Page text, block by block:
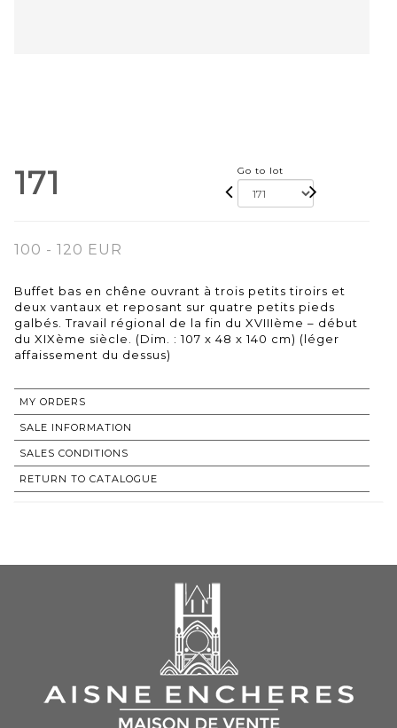
171 Go to lot
100 - 120 EUR
Buffet bas en chêne ouvrant à trois petits tiroirs et
deux vantaux et reposant sur quatre petits pieds
galbés. Travail régional de la fin du XVIIIème – début
du XIXème siècle. (Dim. : 107 x 48 x 140 cm) (léger
affaissement du dessus)
MY ORDERS
SALE INFORMATION
SALES CONDITIONS
RETURN TO CATALOGUE